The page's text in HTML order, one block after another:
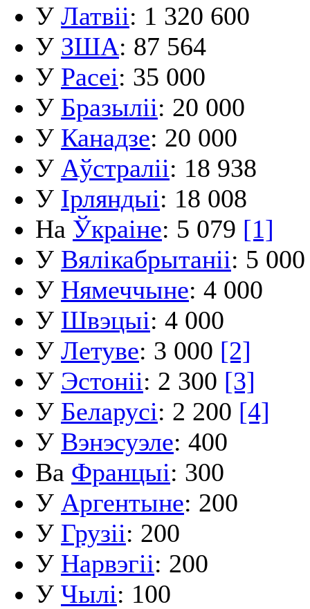
У Латвіі: 1 320 600
У ЗША: 87 564
У Расеі: 35 000
У Бразыліі: 20 000
У Канадзе: 20 000
У Аўстраліі: 18 938
У Ірляндыі: 18 008
На Ўкраіне: 5 079 [1]
У Вялікабрытаніі: 5 000
У Нямеччыне: 4 000
У Швэцыі: 4 000
У Летуве: 3 000 [2]
У Эстоніі: 2 300 [3]
У Беларусі: 2 200 [4]
У Вэнэсуэле: 400
Ва Францыі: 300
У Аргентыне: 200
У Грузіі: 200
У Нарвэгіі: 200
У Чылі: 100